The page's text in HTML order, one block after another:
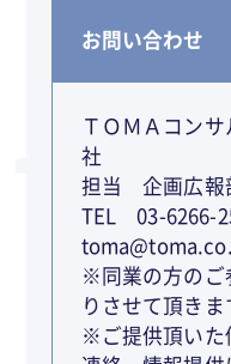
お問い合わせ
ＴＯＭＡコン
社
担当 企画広報
TEL 03-6266-
※同業の方のご
りさせて頂きま
※ご提供頂いた